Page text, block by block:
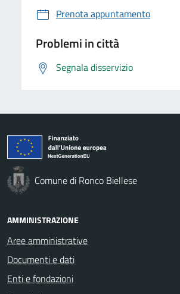
Prenota appuntamento
Problemi in città
Segnala disservizio
Comune di Ronco Biellese
AMMINISTRAZIONE
Aree amministrative
Documenti e dati
Enti e fondazioni